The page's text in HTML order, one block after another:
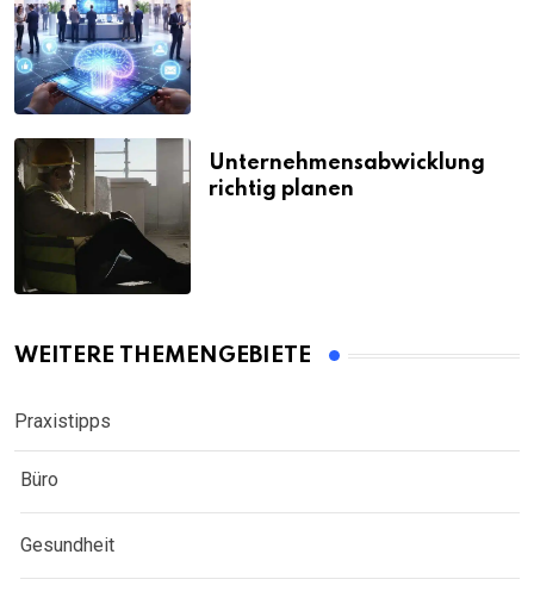
Unternehmensabwicklung
richtig planen
WEITERE THEMENGEBIETE
Praxistipps
Büro
Gesundheit